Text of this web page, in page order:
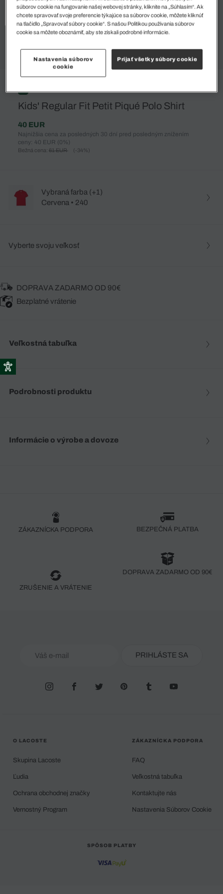
%
Kids' Regular Fit Petit Piqué Polo Shirt
40 EUR
Najnižšia cena za posledných 30 dní pred posledným znížením
ceny: 40 EUR (0%)
Bežná cena: 61 EUR (-34%)
Vybraná farba (+1)
Cervena • 240
Vyberte svoju veľkosť
DOPRAVA ZADARMO OD 90€
Bezplatné vrátenie
Veľkostná tabuľka
Podrobnosti produktu
Informácie o výrobe a dovoze
ZÁKAZNÍCKA PODPORA BEZPEČNÁ PLATBA
ZRUŠENIE A VRÁTENIE
DOPRAVA ZADARMO OD 90€
PRIHLÁSTE SA
O LACOSTE
Skupina Lacoste
Ľudia
Ochrana obchodnej značky
Vernostný Program
ZÁKAZNÍCKA PODPORA
FAQ
Veľkostná tabuľka
Kontaktujte nás
Nastavenia Súborov Cookie
SPÔSOB PLATBY
súborov cookie na fungovanie našej webovej stránky, kliknite na „Súhlasím“. Ak
chcete spravovať svoje preferencie týkajúce sa súborov cookie, môžete kliknúť
na tlačidlo „Spravovať súbory cookie“. S našou Politikou používania súborov
cookie sa môžete oboznámiť, aby ste získali podrobné informácie.
Nastavenia súborov
cookie
Prijať všetky súbory cookie